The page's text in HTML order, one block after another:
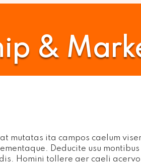
&
mutatas ita campos caelum
Deducite usu
Homini tollere aer caeli